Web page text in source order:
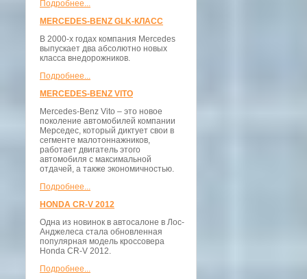
Подробнее...
MERCEDES-BENZ GLK-КЛАСС
В 2000-х годах компания Mercedes
выпускает два абсолютно новых
класса внедорожников.
Подробнее...
MERCEDES-BENZ VITO
Mercedes-Benz Vito – это новое
поколение автомобилей компании
Мерседес, который диктует свои в
сегменте малотоннажников,
работает двигатель этого
автомобиля с максимальной
отдачей, а также экономичностью.
Подробнее...
HONDA CR-V 2012
Одна из новинок в автосалоне в Лос-
Анджелеса стала обновленная
популярная модель кроссовера
Honda CR-V 2012.
Подробнее...